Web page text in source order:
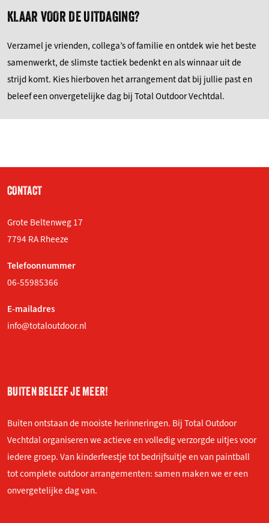
KLAAR VOOR DE UITDAGING?
Verzamel je vrienden, collega’s of familie en ontdek wie het beste
samenwerkt, de slimste tactiek bedenkt en als winnaar uit de
strijd komt. Kies hierboven het arrangement dat bij jullie past en
beleef een onvergetelijke dag bij Total Outdoor Vechtdal.
CONTACT
Grote Beltenweg 17
7794 RA Rheeze
Telefoonnummer
06-55985366
E-mailadres
info@totaloutdoor.nl
BUITEN BELEEF JE MEER!
Buiten ontstaan de mooiste herinneringen. Bij Total Outdoor
Vechtdal organiseren we actieve en volledig verzorgde uitjes voor
iedere groep. Van kinderfeestje tot bedrijfsuitje en van paintball
tot complete outdoor arrangementen: samen maken we er een
onvergetelijke dag van.